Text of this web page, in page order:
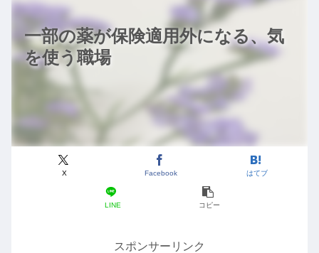
一部の薬が保険適用外になる、気
を使う職場
X Facebook はてブ
LINE コピー
スポンサーリンク